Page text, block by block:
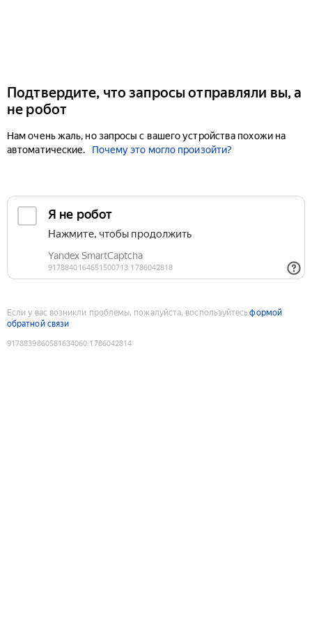
Подтвердите, что запросы отправляли вы, а
не робот
Нам очень жаль, но запросы с вашего устройства похожи на
автоматические.
Почему это могло произойти?
Если у вас возникли проблемы, пожалуйста, воспользуйтесьформой
обратной связи
9178839860581634060:1786042814